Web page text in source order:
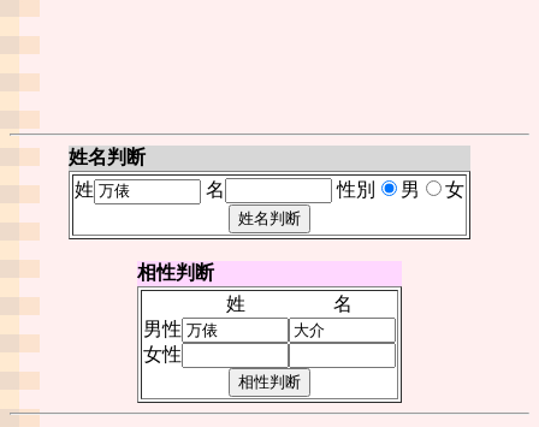
姓名判断
姓
名 性別 男 女
相性判断
姓
名
男性
女性